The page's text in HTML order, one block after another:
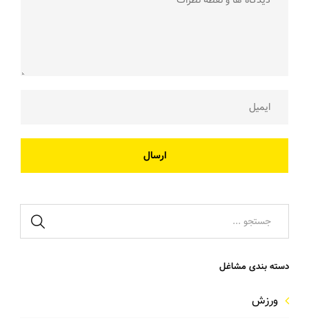
ارسال
دسته بندی مشاغل
ورزش